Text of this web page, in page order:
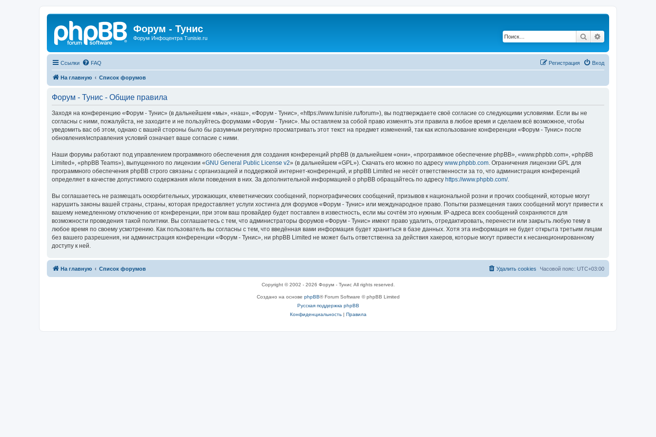
Форум - Тунис
Форум Инфоцентра Tunisie.ru Поиск
Ссылки FAQ Вход
Регистрация
На главную Список форумов
Форум - Тунис - Общие правила
Заходя на конференцию «Форум - Тунис» (в дальнейшем «мы», «наш», «Форум - Тунис», «https://www.tunisie.ru/forum»), вы подтверждаете своё согласие со следующими условиями. Если вы не
согласны с ними, пожалуйста, не заходите и не пользуйтесь форумами «Форум - Тунис». Мы оставляем за собой право изменять эти правила в любое время и сделаем всё возможное, чтобы
уведомить вас об этом, однако с вашей стороны было бы разумным регулярно просматривать этот текст на предмет изменений, так как использование конференции «Форум - Тунис» после
обновления/исправления условий означает ваше согласие с ними.
Наши форумы работают под управлением программного обеспечения для создания конференций phpBB (в дальнейшем «они», «программное обеспечение phpBB», «www.phpbb.com», «phpBB
Limited», «phpBB Teams»), выпущенного по лицензии «GNU General Public License v2» (в дальнейшем «GPL»). Скачать его можно по адресу www.phpbb.com . Ограничения лицензии GPL для
программного обеспечения phpBB строго связаны с организацией и поддержкой интернет-конференций, и phpBB Limited не несёт ответственности за то, что администрация конференций
определяет в качестве допустимого содержания и/или поведения в них. За дополнительной информацией о phpBB обращайтесь по адресу https://www.phpbb.com/.
Вы соглашаетесь не размещать оскорбительных, угрожающих, клеветнических сообщений, порнографических сообщений, призывов к национальной розни и прочих сообщений, которые могут
нарушить законы вашей страны, страны, которая предоставляет услуги хостинга для форумов «Форум - Тунис» или международное право. Попытки размещения таких сообщений могут привести к
вашему немедленному отключению от конференции, при этом ваш провайдер будет поставлен в известность, если мы сочтём это нужным. IP-адреса всех сообщений сохраняются для
возможности проведения такой политики. Вы соглашаетесь с тем, что администраторы форумов «Форум - Тунис» имеют право удалить, отредактировать, перенести или закрыть любую тему в
любое время по своему усмотрению. Как пользователь вы согласны с тем, что введённая вами информация будет храниться в базе данных. Хотя эта информация не будет открыта третьим лицам
без вашего разрешения, ни администрация конференции «Форум - Тунис», ни phpBB Limited не может быть ответственна за действия хакеров, которые могут привести к несанкционированному
доступу к ней.
На главную Список форумов Часовой пояс: UTC+03:00
Удалить cookies
Copyright © 2002 - 2026 Форум - Тунис All rights reserved.
Создано на основе phpBB® Forum Software © phpBB Limited
Русская поддержка phpBB
Конфиденциальность| Правила